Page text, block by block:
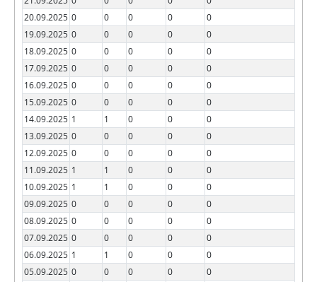
20.09.2025 0 0 0 0
0
19.09.2025 0 0 0 0
0
18.09.2025 0 0 0 0
0
17.09.2025 0 0 0 0
0
16.09.2025 0 0 0 0
0
15.09.2025 0 0 0 0
0
14.09.2025 1 1 0 0
0
13.09.2025 0 0 0 0
0
12.09.2025 0 0 0 0
0
11.09.2025 1 1 0 0
0
10.09.2025 1 1 0 0
0
09.09.2025 0 0 0 0
0
08.09.2025 0 0 0 0
0
07.09.2025 0 0 0 0
0
06.09.2025 1 1 0 0
0
05.09.2025 0 0 0 0
0